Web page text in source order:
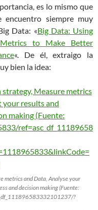
es lo mismo que
siempre muy
Data: «Big Data: Using
to Make Better
«. De él, extraigo la
bien la idea:
metrics and Data, Analyse your
and decision making (Fuente:
?